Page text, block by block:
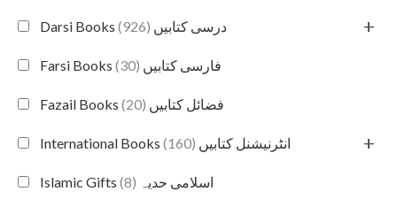
Darsi Books درسی کتابیں (926) +
Farsi Books فارسی کتابیں (30)
Fazail Books فضائل کتابیں (20)
International Books انٹرنیشنل کتابیں (160) +
Islamic Gifts اسلامی حدیہ (8)